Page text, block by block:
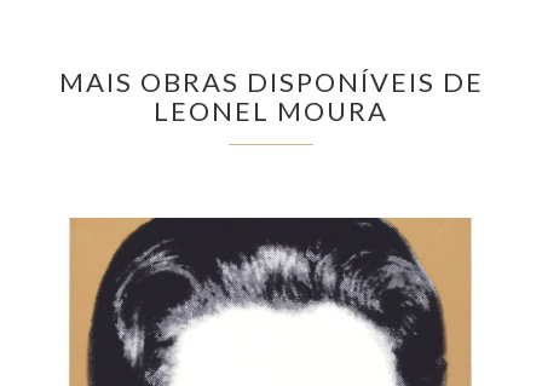
MAIS OBRAS DISPONÍVEIS DE
LEONEL MOURA